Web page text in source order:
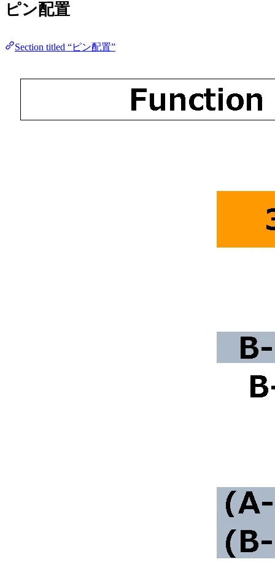
ピン配置
Section titled “ピン配置”